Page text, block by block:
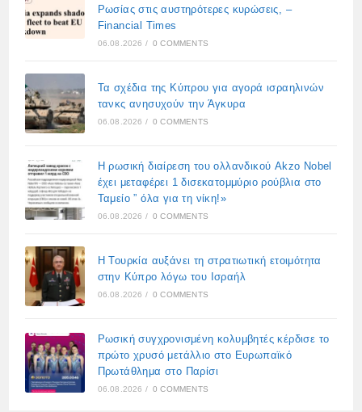
Ρωσίας στις αυστηρότερες κυρώσεις, –
Financial Times
06.08.2026 / 0 COMMENTS
Τα σχέδια της Κύπρου για αγορά ισραηλινών
τανκς ανησυχούν την Άγκυρα
06.08.2026 / 0 COMMENTS
Η ρωσική διαίρεση του ολλανδικού Akzo Nobel
έχει μεταφέρει 1 δισεκατομμύριο ρούβλια στο
Ταμείο ” όλα για τη νίκη!»
06.08.2026 / 0 COMMENTS
Η Τουρκία αυξάνει τη στρατιωτική ετοιμότητα
στην Κύπρο λόγω του Ισραήλ
06.08.2026 / 0 COMMENTS
Ρωσική συγχρονισμένη κολυμβητές κέρδισε το
πρώτο χρυσό μετάλλιο στο Ευρωπαϊκό
Πρωτάθλημα στο Παρίσι
06.08.2026 / 0 COMMENTS